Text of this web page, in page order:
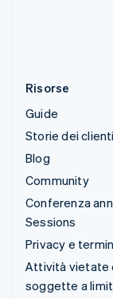
Risorse
Guide
Storie dei clienti
Blog
Community
Conferenza
Sessions
Privacy e
Attività vietate
soggette a